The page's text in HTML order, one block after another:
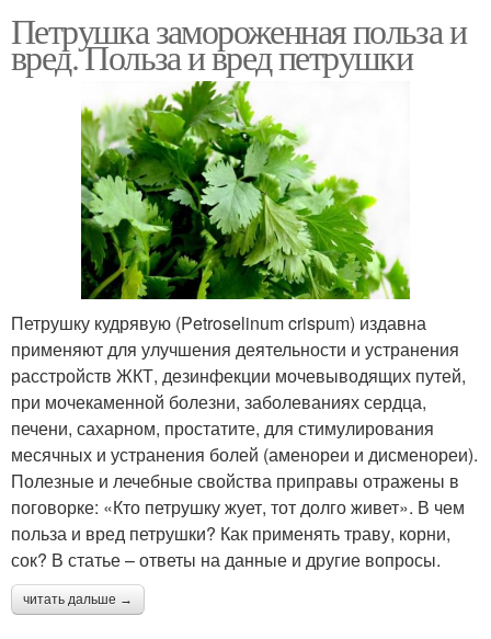
Петрушка замороженная польза и
вред. Польза и вред петрушки
Петрушку кудрявую (Petroselinum crispum) издавна
применяют для улучшения деятельности и устранения
расстройств ЖКТ, дезинфекции мочевыводящих путей,
при мочекаменной болезни, заболеваниях сердца,
печени, сахарном, простатите, для стимулирования
месячных и устранения болей (аменореи и дисменореи).
Полезные и лечебные свойства приправы отражены в
поговорке: «Кто петрушку жует, тот долго живет». В чем
польза и вред петрушки? Как применять траву, корни,
сок? В статье – ответы на данные и другие вопросы.
читать дальше →